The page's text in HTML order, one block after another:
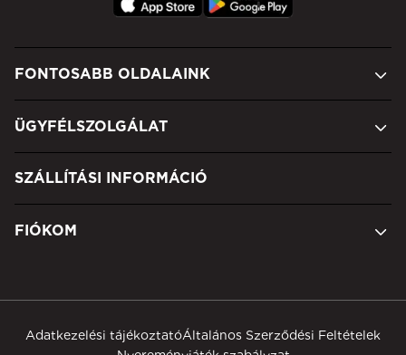
FONTOSABB OLDALAINK
ÜGYFÉLSZOLGÁLAT
SZÁLLÍTÁSI INFORMÁCIÓ
FIÓKOM
Adatkezelési tájékoztatóÁltalános Szerződési Feltételek